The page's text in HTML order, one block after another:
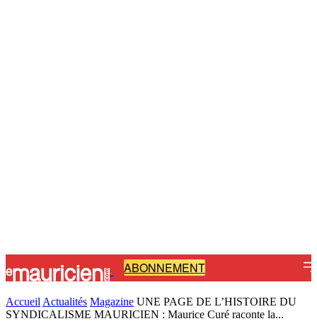
- ABONNEMENT
Accueil Actualités Magazine UNE PAGE DE L’HISTOIRE DU
SYNDICALISME MAURICIEN : Maurice Curé raconte la...